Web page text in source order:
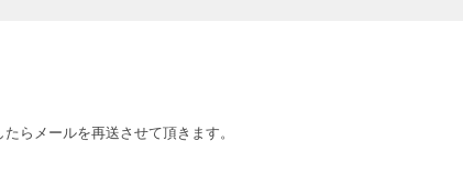
らメールを再送させて頂きます。